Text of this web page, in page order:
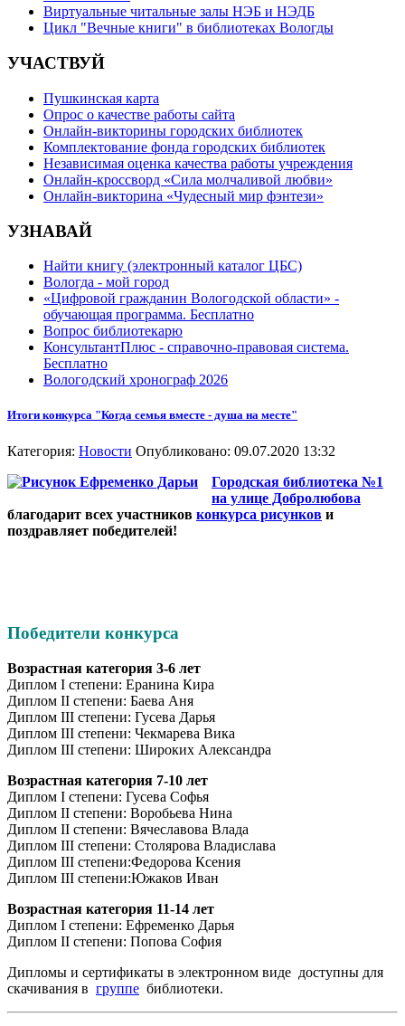
Виртуальные читальные залы НЭБ и НЭДБ
Цикл "Вечные книги" в библиотеках Вологды
УЧАСТВУЙ
Пушкинская карта
Опрос о качестве работы сайта
Онлайн-викторины городских библиотек
Комплектование фонда городских библиотек
Независимая оценка качества работы учреждения
Онлайн-кроссворд «Сила молчаливой любви»
Онлайн-викторина «Чудесный мир фэнтези»
УЗНАВАЙ
Найти книгу (электронный каталог ЦБС)
Вологда - мой город
«Цифровой гражданин Вологодской области» -
обучающая программа. Бесплатно
Вопрос библиотекарю
КонсультантПлюс - справочно-правовая система.
Бесплатно
Вологодский хронограф 2026
Итоги конкурса "Когда семья вместе - душа на месте"
Категория: Новости Опубликовано: 09.07.2020 13:32
Городская библиотека №1
на улице Добролюбова
благодарит всех участников конкурса рисунков и
поздравляет победителей!
Победители конкурса
Возрастная категория 3-6 лет
Диплом I степени: Еранина Кира
Диплом II степени: Баева Аня
Диплом III степени: Гусева Дарья
Диплом III степени: Чекмарева Вика
Диплом III степени: Широких Александра
Возрастная категория 7-10 лет
Диплом I степени: Гусева Софья
Диплом II степени: Воробьева Нина
Диплом II степени: Вячеславова Влада
Диплом III степени: Столярова Владислава
Диплом III степени:Федорова Ксения
Диплом III степени:Южаков Иван
Возрастная категория 11-14 лет
Диплом I степени: Ефременко Дарья
Диплом II степени: Попова София
Дипломы и сертификаты в электронном виде доступны для
скачивания в группе библиотеки.